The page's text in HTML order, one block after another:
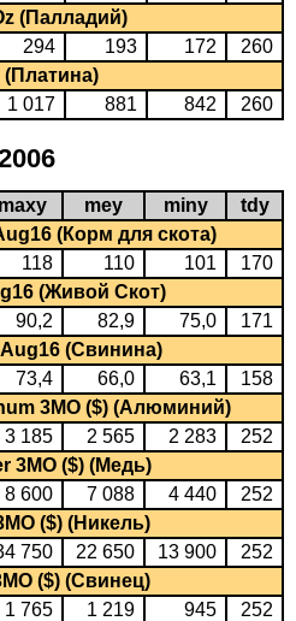
(Палладий)
294 193 172
260
(Платина)
1 017 881 842 260
maxy mey miny
tdy
(Корм для скота)
118 110 101
170
(Живой Скот)
90,2 82,9 75,0
171
(Свинина)
73,4 66,0 63,1
158
3MO ($) (Алюминий)
3 185 2 565 2 283
252
3MO ($) (Медь)
8 600 7 088 4 440
252
($) (Никель)
750 22 650 13 900
252
($) (Свинец)
1 765 1 219 945
252